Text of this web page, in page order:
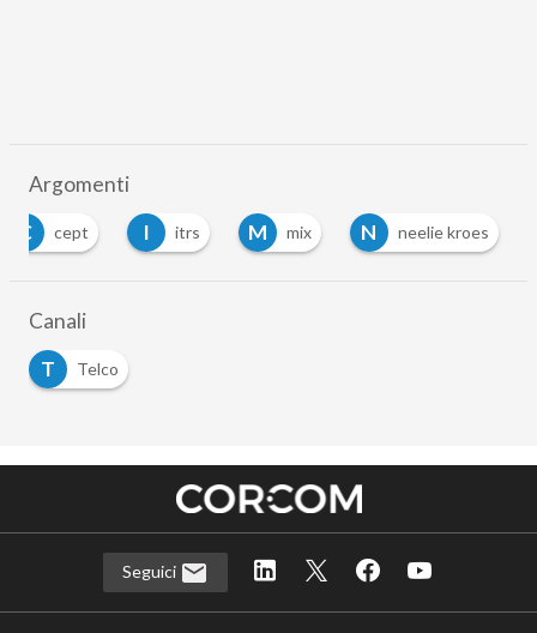
Argomenti
C
cept I itrs M mix N neelie kroes
Canali
T
Telco
Seguici